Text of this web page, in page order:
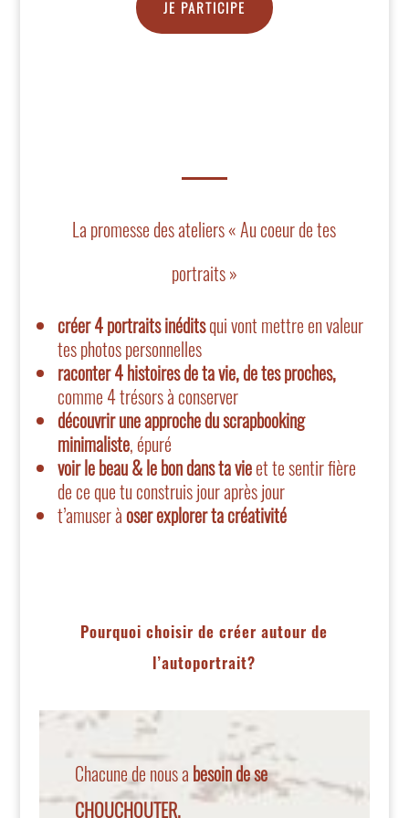
JE PARTICIPE
La promesse des ateliers « Au coeur de tes
portraits »
créer 4 portraits inéditsqui vont mettre en valeur
tes photos personnelles
raconter 4 histoires de ta vie, de tes proches,
comme 4 trésors à conserver
découvrir une approche du scrapbooking
minimaliste, épuré
voir le beau & le bon dans ta vieet te sentir fière
de ce que tu construis jour après jour
t’amuser à oser explorer ta créativité
Pourquoi choisir de créer autour de
l’autoportrait?
Chacune de nous a besoin de se
CHOUCHOUTER.